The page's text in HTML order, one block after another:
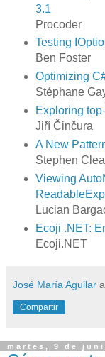
3.1
Procoder
Testing
Ben Foster
Optimizing
Stéphane
Exploring
Jiří Činčura
A New
Stephen
Viewing
Lucian
Ecoji .NET:
Ecoji.NET
José María Aguilar
Compartir
martes, 9 de